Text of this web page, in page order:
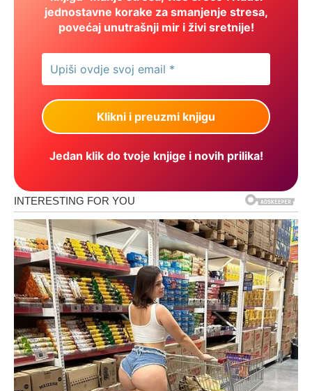
jednostavne korake za smanjenje stresa,
povećaj unutrašnji mir i živi sretnije!
Jedan klik do tvoje knjige i novih prilika!